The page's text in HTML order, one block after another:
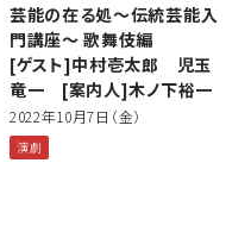
芸能の在る処〜伝統芸能入
門講座〜 歌舞伎編
[ゲスト]中村壱太郎 児玉
竜一 [案内人]木ノ下裕一
2022年10月7日（金）
演劇